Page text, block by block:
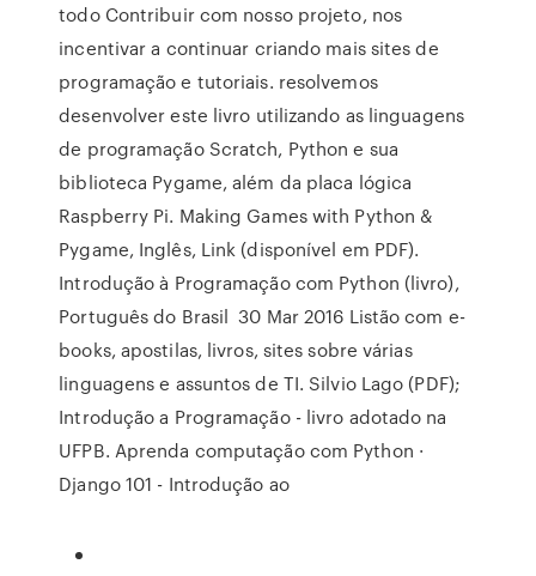
todo Contribuir com nosso projeto, nos
incentivar a continuar criando mais sites de
programação e tutoriais. resolvemos
desenvolver este livro utilizando as linguagens
de programação Scratch, Python e sua
biblioteca Pygame, além da placa lógica
Raspberry Pi. Making Games with Python &
Pygame, Inglês, Link (disponível em PDF).
Introdução à Programação com Python (livro),
Português do Brasil 30 Mar 2016 Listão com e-
books, apostilas, livros, sites sobre várias
linguagens e assuntos de TI. Silvio Lago (PDF);
Introdução a Programação - livro adotado na
UFPB. Aprenda computação com Python ·
Django 101 - Introdução ao